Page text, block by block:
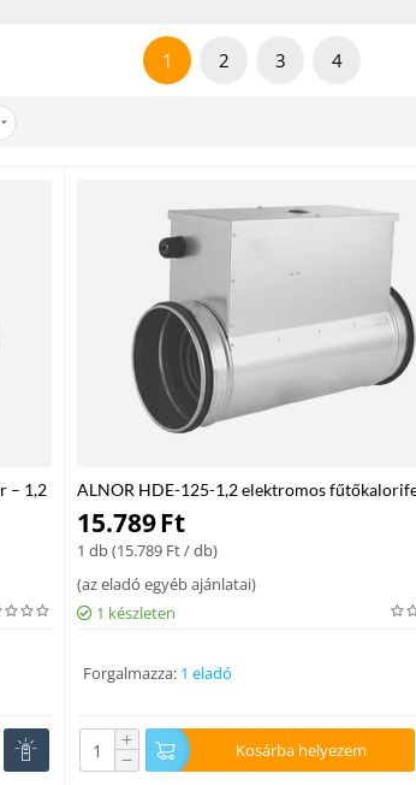
versenyképes árakkal. Válaszd a profi minőséget, és
1 2 3 4
– 1,2
ALNOR HDE-125-1,2 elektromos
kW
15.789Ft
1 db (15.789Ft/ db)
(az eladó egyéb ajánlatai)
1 készleten
Forgalmazza: 1 eladó
+
− Kosárba helyezem